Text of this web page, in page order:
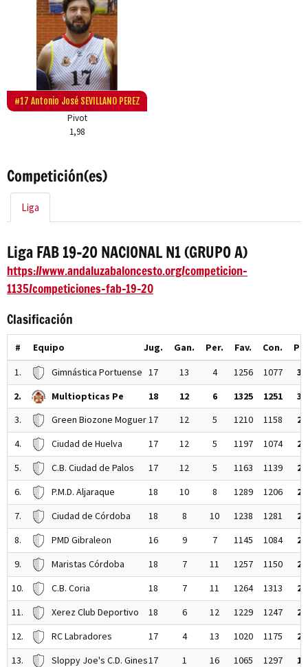
#17 Antonio José SEVILLANO PEREZ
Pivot
1,98
Competición(es)
Liga
Liga FAB 19-20 NACIONAL N1 (GRUPO A)
https://www.andaluzabaloncesto.org/competicion-
1135/competiciones-fab-19-20
Clasificación
# Equipo Jug. Gan. Per. Fav. Con.
1.
Gimnástica Portuense 17 13 4 1256 1077
30
2.
Multiopticas Pe 18 12 6 1325 1251
30
3.
Green Biozone Moguer 17 12 5 1210 1158
29
4.
Ciudad de Huelva 17 12 5 1197 1074
29
5.
C.B. Ciudad de Palos 17 12 5 1163 1139
29
6.
P.M.D. Aljaraque 18 10 8 1289 1206
28
7.
Ciudad de Córdoba 18 8 10 1238 1281
26
8.
PMD Gibraleon 16 9 7 1145 1084
25
9.
Maristas Córdoba 18 7 11 1257 1150
25
10.
C.B. Coria 18 7 11 1264 1313
25
11.
Xerez Club Deportivo 18 6 12 1229 1247
24
12.
RC Labradores 17 4 13 1020 1175
21
13.
Sloppy Joe's C.D. Gines17 1 16 1065 1297 18